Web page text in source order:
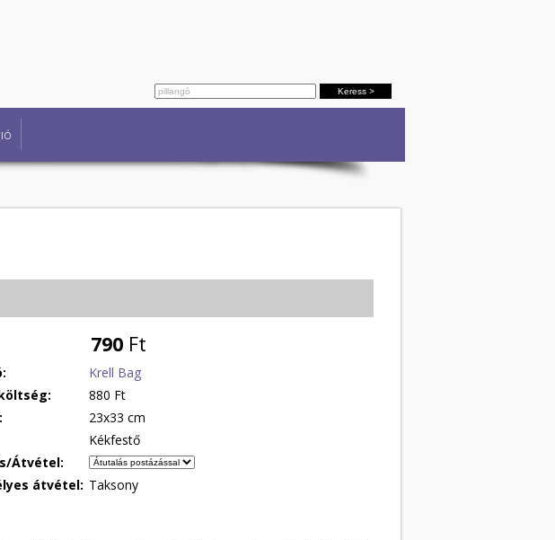
790 Ft
Krell Bag
880 Ft
23x33 cm
Kékfestő
Átvétel:
átvétel: Taksony